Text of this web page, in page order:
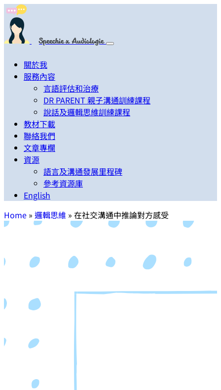
Speechie x Audiologie
關於我
服務內容
言語評估和治療
DR PARENT 親子溝通訓練課程
說話及邏輯思維訓練課程
教材下載
聯絡我們
文章專欄
資源
語言及溝通發展里程碑
參考資源庫
English
Home » 邏輯思維 » 在社交溝通中推論對方感受